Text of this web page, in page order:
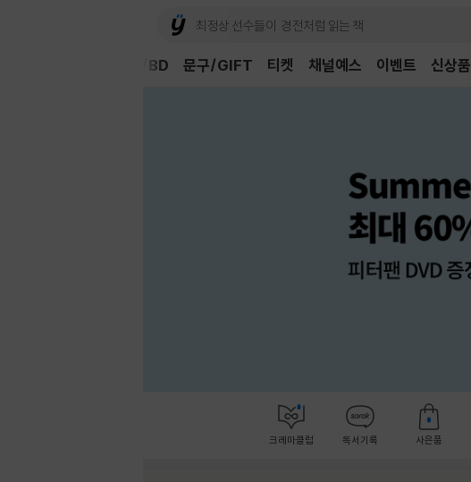
채널예스 이벤트 신상품
DVD/BD 문구/GIFT 티켓
크레마클럽 독서기록 사은품